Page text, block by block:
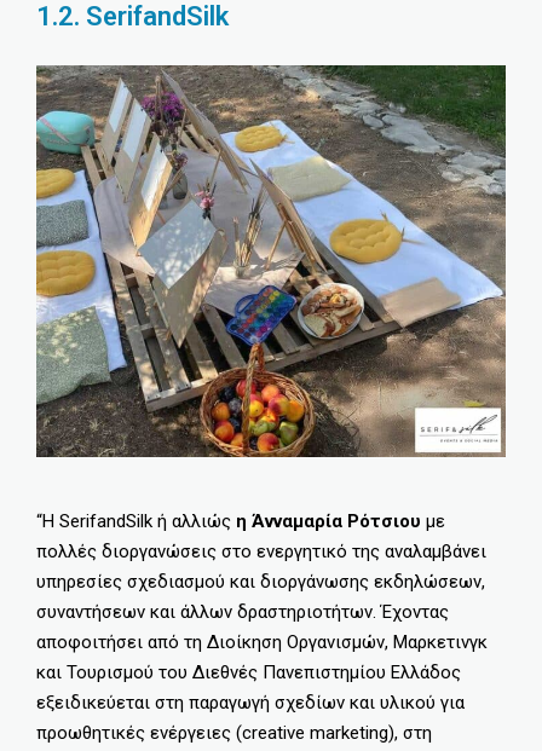
1.2. SerifandSilk
“Η SerifandSilk ή αλλιώς η Άνναμαρία Ρότσιου με
πολλές διοργανώσεις στο ενεργητικό της αναλαμβάνει
υπηρεσίες σχεδιασμού και διοργάνωσης εκδηλώσεων,
συναντήσεων και άλλων δραστηριοτήτων. Έχοντας
αποφοιτήσει από τη Διοίκηση Οργανισμών, Μαρκετινγκ
και Τουρισμού του Διεθνές Πανεπιστημίου Ελλάδος
εξειδικεύεται στη παραγωγή σχεδίων και υλικού για
προωθητικές ενέργειες (creative marketing), στη